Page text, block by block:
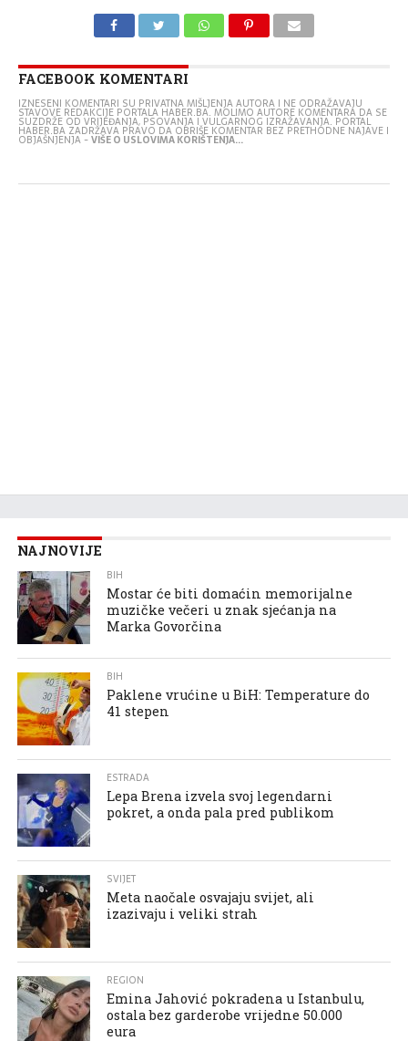
FACEBOOK KOMENTARI
IZNESENI KOMENTARI SU PRIVATNA MIŠLJENJA AUTORA I NE ODRAŽAVAJU
STAVOVE REDAKCIJE PORTALA HABER.BA. MOLIMO AUTORE KOMENTARA DA SE
SUZDRŽE OD VRIJEĐANJA, PSOVANJA I VULGARNOG IZRAŽAVANJA. PORTAL
HABER.BA ZADRŽAVA PRAVO DA OBRIŠE KOMENTAR BEZ PRETHODNE NAJAVE I
OBJAŠNJENJA -VIŠE O USLOVIMA KORIŠTENJA...
NAJNOVIJE
BIH
Mostar će biti domaćin memorijalne
muzičke večeri u znak sjećanja na
Marka Govorčina
BIH
Paklene vrućine u BiH: Temperature do
41 stepen
ESTRADA
Lepa Brena izvela svoj legendarni
pokret, a onda pala pred publikom
SVIJET
Meta naočale osvajaju svijet, ali
izazivaju i veliki strah
REGION
Emina Jahović pokradena u Istanbulu,
ostala bez garderobe vrijedne 50.000
eura